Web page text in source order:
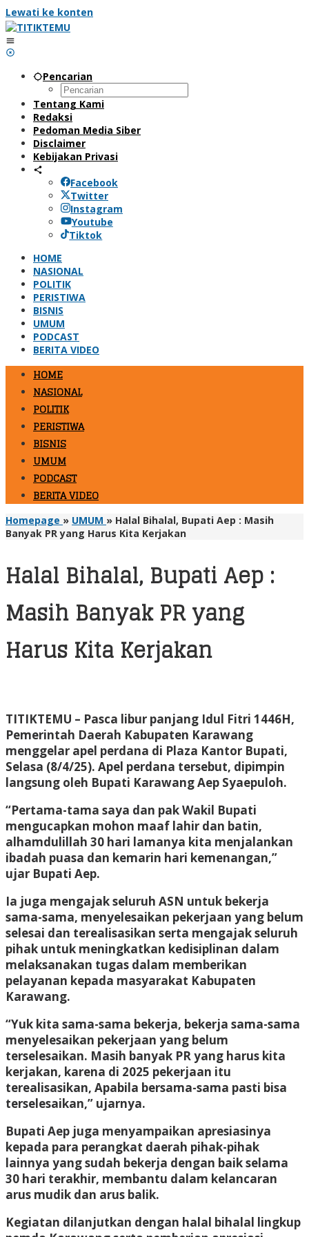
Lewati ke konten
Pencarian
Tentang Kami
Redaksi
Pedoman Media Siber
Disclaimer
Kebijakan Privasi
Facebook
Twitter
Instagram
Youtube
Tiktok
HOME
NASIONAL
POLITIK
PERISTIWA
BISNIS
UMUM
PODCAST
BERITA VIDEO
HOME
NASIONAL
POLITIK
PERISTIWA
BISNIS
UMUM
PODCAST
BERITA VIDEO
Homepage » UMUM » Halal Bihalal, Bupati Aep : Masih
Banyak PR yang Harus Kita Kerjakan
Halal Bihalal, Bupati Aep :
Masih Banyak PR yang
Harus Kita Kerjakan
TITIKTEMU – Pasca libur panjang Idul Fitri 1446H,
Pemerintah Daerah Kabupaten Karawang
menggelar apel perdana di Plaza Kantor Bupati,
Selasa (8/4/25). Apel perdana tersebut, dipimpin
langsung oleh Bupati Karawang Aep Syaepuloh.
“Pertama-tama saya dan pak Wakil Bupati
mengucapkan mohon maaf lahir dan batin,
alhamdulillah 30 hari lamanya kita menjalankan
ibadah puasa dan kemarin hari kemenangan,”
ujar Bupati Aep.
Ia juga mengajak seluruh ASN untuk bekerja
sama-sama, menyelesaikan pekerjaan yang belum
selesai dan terealisasikan serta mengajak seluruh
pihak untuk meningkatkan kedisiplinan dalam
melaksanakan tugas dalam memberikan
pelayanan kepada masyarakat Kabupaten
Karawang.
“Yuk kita sama-sama bekerja, bekerja sama-sama
menyelesaikan pekerjaan yang belum
terselesaikan. Masih banyak PR yang harus kita
kerjakan, karena di 2025 pekerjaan itu
terealisasikan, Apabila bersama-sama pasti bisa
terselesaikan,” ujarnya.
Bupati Aep juga menyampaikan apresiasinya
kepada para perangkat daerah pihak-pihak
lainnya yang sudah bekerja dengan baik selama
30 hari terakhir, membantu dalam kelancaran
arus mudik dan arus balik.
Kegiatan dilanjutkan dengan halal bihalal lingkup